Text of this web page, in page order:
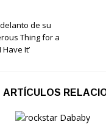
de su
Thing for a
It’
ARTÍCULOS